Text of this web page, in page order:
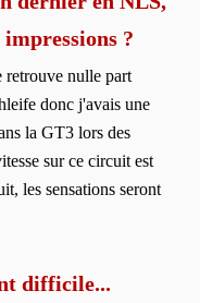
?
retrouve nulle part
donc j'avais une
la GT3 lors des
sur ce circuit est
les sensations seront
difficile...